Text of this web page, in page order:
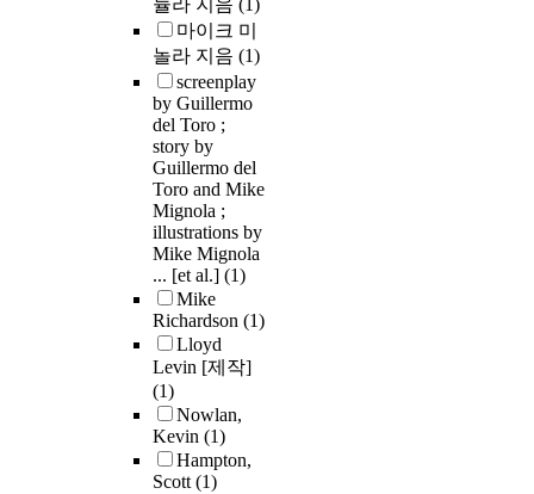
뉼라 지음 (1)
마이크 미
놀라 지음 (1)
screenplay
by Guillermo
del Toro ;
story by
Guillermo del
Toro and Mike
Mignola ;
illustrations by
Mike Mignola
... [et al.] (1)
Mike
Richardson (1)
Lloyd
Levin [제작]
(1)
Nowlan,
Kevin (1)
Hampton,
Scott(1)